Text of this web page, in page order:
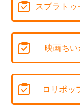
スプラト
映画ち
ロリポッ